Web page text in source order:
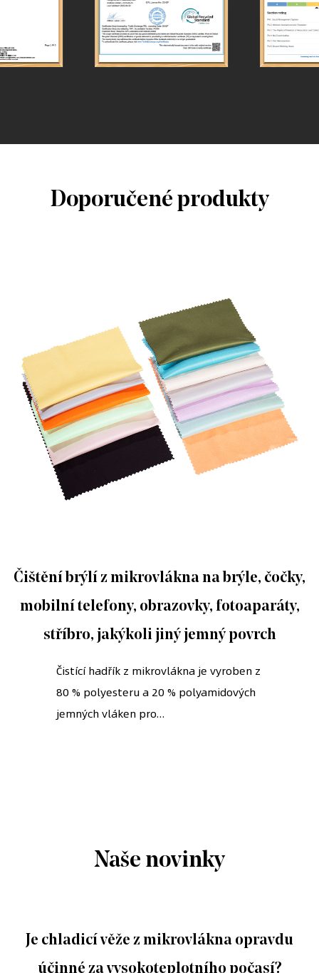
Doporučené produkty
Čištění brýlí z mikrovlákna na brýle, čočky,
mobilní telefony, obrazovky, fotoaparáty,
stříbro, jakýkoli jiný jemný povrch
Čistící hadřík z mikrovlákna je vyroben z
80 % polyesteru a 20 % polyamidových
jemných vláken pro...
Naše novinky
Je chladicí věže z mikrovlákna opravdu
účinné za vysokoteplotního počasí?